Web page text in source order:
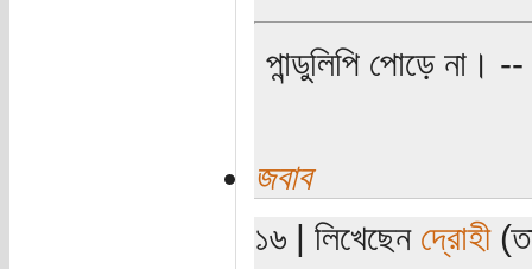
পান্ডুলিপি পোড়ে না। --
জবাব
১৬ | লিখেছেন দ্রোহী